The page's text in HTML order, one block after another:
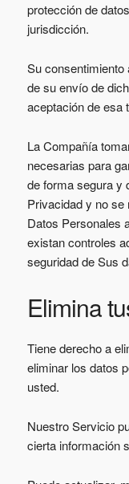
protección de
jurisdicción.
Su consentimiento
de su envío de
aceptación de esa
La Compañía
necesarias para
de forma segura y
Privacidad y no se
Datos Personales
existan controles
seguridad de Sus
Elimina
Tiene derecho a
eliminar los datos
usted.
Nuestro Servicio
cierta información